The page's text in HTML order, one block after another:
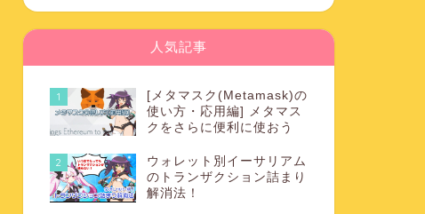
人気記事
1
[メタマスク(Metamask)の
使い方・応用編] メタマス
クをさらに便利に使おう
2
ウォレット別イーサリアム
のトランザクション詰まり
解消法！